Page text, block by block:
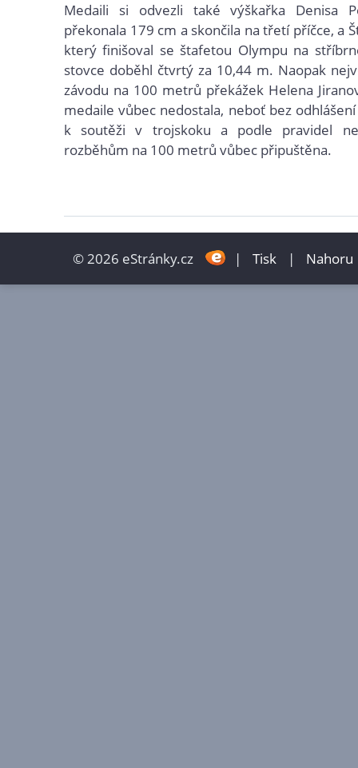
Medaili si odvezli také výškařka Denisa
překonala 179 cm a skončila na třetí příčce, a
který finišoval se štafetou Olympu na
stovce doběhl čtvrtý za 10,44 m. Naopak
závodu na 100 metrů překážek Helena
medaile vůbec nedostala, neboť bez
k soutěži v trojskoku a podle pravidel
rozběhům na 100 metrů vůbec připuštěna.
© 2026 eStránky.cz | Tisk | Nahoru